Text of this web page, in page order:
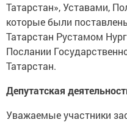
Татарстан», Уставами,
которые были
Татарстан Рустамом
Послании
Татарстан.
Депутатская
Уважаемые участники